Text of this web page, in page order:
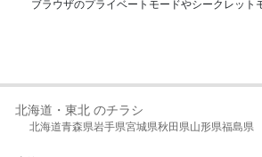
ブラウザのプライベートモードやシークレッ
北海道・東北 のチラシ
北海道青森県岩手県宮城県秋田県山形県福島県